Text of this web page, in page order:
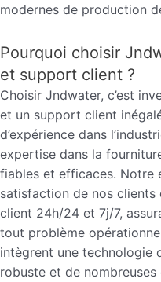
modernes de production
Pourquoi choisir
et support client ?
Choisir Jndwater, c’est
et un support client
d’expérience dans
expertise dans la
fiables et efficaces. Notre
satisfaction de nos
client 24h/24 et 7j/7,
tout problème
intègrent une technologie
robuste et de